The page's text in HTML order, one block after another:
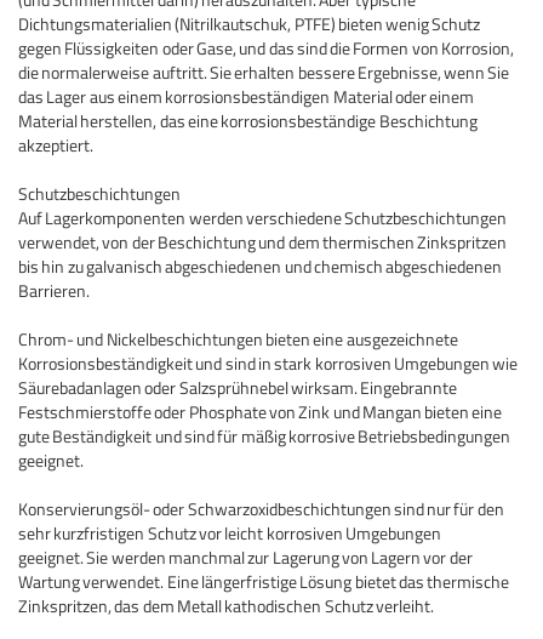
Dichtungsmaterialien (Nitrilkautschuk, PTFE) bieten wenig Schutz
gegen Flüssigkeiten oder Gase, und das sind die Formen von Korrosion,
die normalerweise auftritt.Sie erhalten bessere Ergebnisse, wenn Sie
das Lager aus einem korrosionsbeständigen Material oder einem
Material herstellen, das eine korrosionsbeständige Beschichtung
akzeptiert.
Schutzbeschichtungen
Auf Lagerkomponenten werden verschiedene Schutzbeschichtungen
verwendet, von der Beschichtung und dem thermischen Zinkspritzen
bis hin zu galvanisch abgeschiedenen und chemisch abgeschiedenen
Barrieren.
Chrom- und Nickelbeschichtungen bieten eine ausgezeichnete
Korrosionsbeständigkeit und sind in stark korrosiven Umgebungen wie
Säurebadanlagen oder Salzsprühnebel wirksam.Eingebrannte
Festschmierstoffe oder Phosphate von Zink und Mangan bieten eine
gute Beständigkeit und sind für mäßig korrosive Betriebsbedingungen
geeignet.
Konservierungsöl- oder Schwarzoxidbeschichtungen sind nur für den
sehr kurzfristigen Schutz vor leicht korrosiven Umgebungen
geeignet.Sie werden manchmal zur Lagerung von Lagern vor der
Wartung verwendet. Eine längerfristige Lösung bietet das thermische
Zinkspritzen, das dem Metall kathodischen Schutz verleiht.